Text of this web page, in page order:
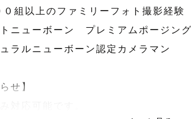
０組以上のファミリーフォト撮影経験
ニューボーン　プレミアムポージン
ラルニューボーン認定カメラマン
せ】